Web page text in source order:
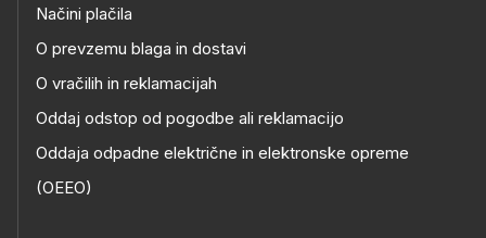
Načini plačila
O prevzemu blaga in dostavi
O vračilih in reklamacijah
Oddaj odstop od pogodbe ali reklamacijo
Oddaja odpadne električne in elektronske opreme
(OEEO)